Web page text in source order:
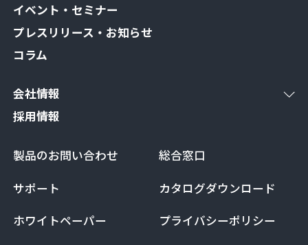
イベント・セミナー
プレスリリース・お知らせ
コラム
会社情報
採用情報
製品のお問い合わせ
総合窓口
サポート
カタログダウンロード
ホワイトペーパー
プライバシーポリシー